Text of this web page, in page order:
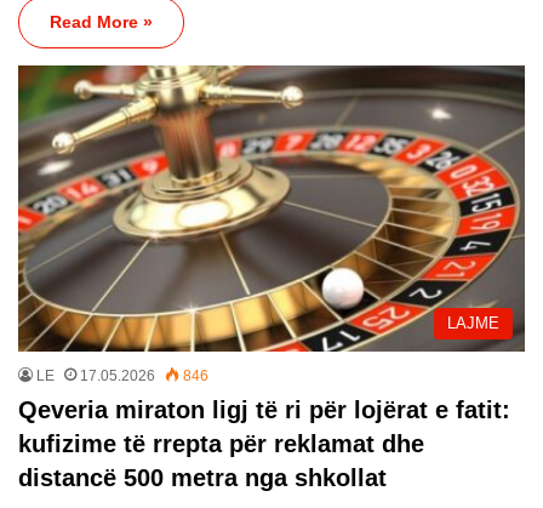
Read More »
LAJME
LE 17.05.2026 846
Qeveria miraton ligj të ri për lojërat e fatit:
kufizime të rrepta për reklamat dhe
distancë 500 metra nga shkollat